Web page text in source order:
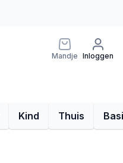
Mandje Inloggen
Kind Thuis